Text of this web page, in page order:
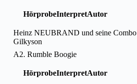
HörprobeInterpretAutor
Heinz NEUBRAND und seine Combo
Gilkyson
A2. Rumble Boogie
HörprobeInterpretAutor